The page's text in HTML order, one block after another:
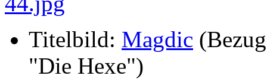
Titelbild: Magdic
"Die Hexe")